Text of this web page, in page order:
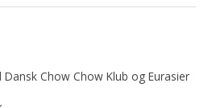
Chow Chow Klub og Eurasier